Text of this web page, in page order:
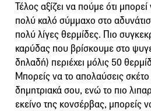
Τέλος αξίζει να πούμε ότι
πολύ καλό σύμμαχο στο
πολύ λίγες θερμίδες. Πιο
καρύδας που βρίσκουμε στο
δηλαδή) περιέχει μόλις 50
Μπορείς να το απολαύσεις σκέτο
δημητριακά σου, ενώ το πιο
εκείνο της κονσέρβας, μπορείς